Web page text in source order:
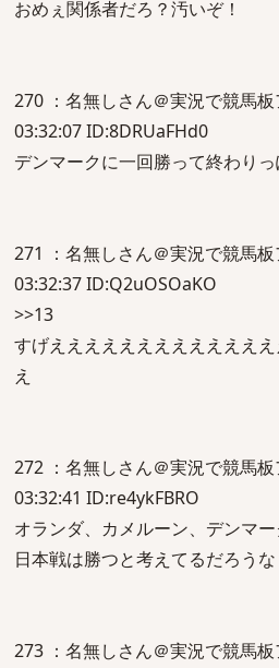
おめぇ関係者だろ？汚いぞ！
270 ：名無しさん＠実況で競馬
03:32:07 ID:8DRUaFHd0
デンマークに一回勝って終わり
271 ：名無しさん＠実況で競馬
03:32:37 ID:Q2uOSOaKO
>>13
すげええええええええええええ
え
272 ：名無しさん＠実況で競馬
03:32:41 ID:re4ykFBRO
オランダ、カメルーン、デンマ
日本戦は勝つと考えてるだろうな
273 ：名無しさん＠実況で競馬